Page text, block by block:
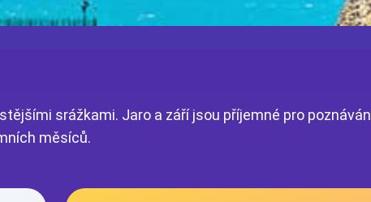
srážkami. Jaro a září jsou příjemné pro
měsíců.